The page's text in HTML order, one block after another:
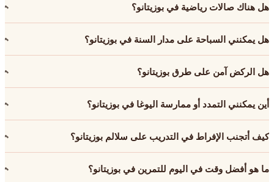
هل هناك صالات رياضية في بوزيتانو؟
هل يمكنني السباحة على مدار السنة في بوزيتانو؟
هل الركض آمن على طرق بوزيتانو؟
أين يمكنني التمدد أو ممارسة اليوغا في بوزيتانو؟
كيف أتجنب الإفراط في التدريب على سلالم بوزيتانو؟
ما هو أفضل وقت في اليوم للتمرين في بوزيتانو؟